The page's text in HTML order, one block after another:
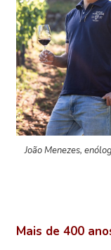
João Menezes,
Mais de 400